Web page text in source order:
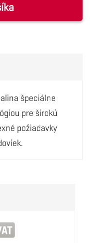
špeciálne
pre širokú
požiadavky